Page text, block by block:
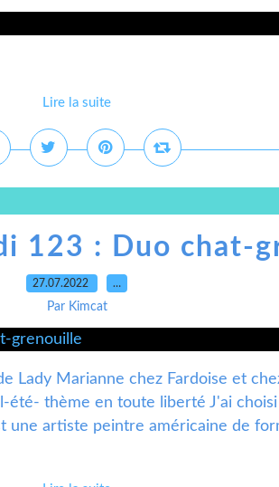
Lire la suite
123 : Duo chat-
27.07.2022 …
Par Kimcat
Lady Marianne chez Fardoise et
été- thème en toute liberté J'ai
une artiste peintre américaine de